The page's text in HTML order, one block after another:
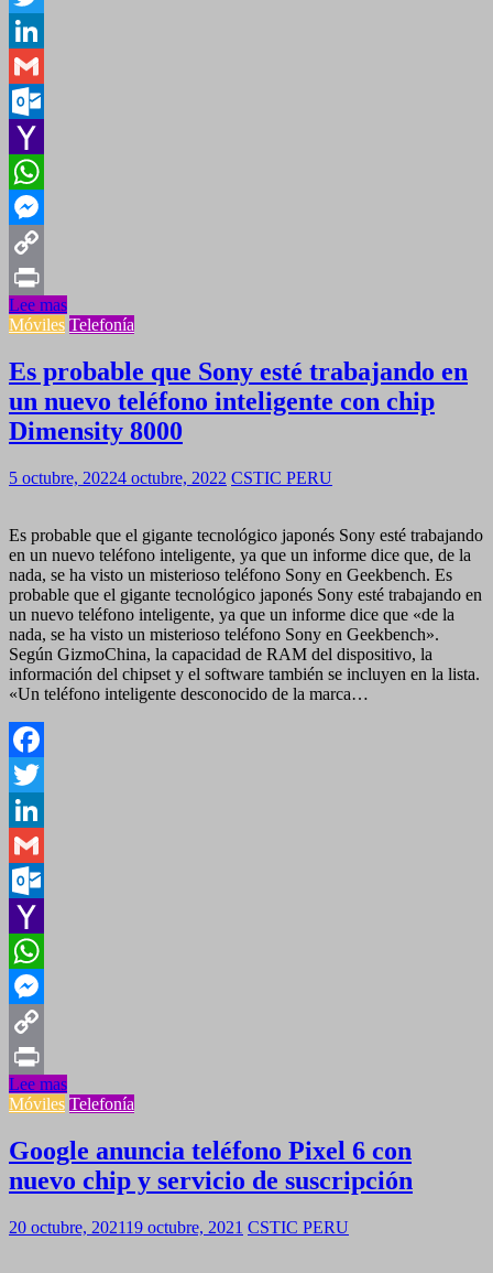
Twitter
LinkedIn
Gmail
Outlook.com
Yahoo
Mail
WhatsApp
Messenger
Copy
Link
Print
Lee mas
Móviles Telefonía
Es probable que Sony esté trabajando en
un nuevo teléfono inteligente con chip
Dimensity 8000
5 octubre, 20224 octubre, 2022 CSTIC PERU
Es probable que el gigante tecnológico japonés Sony esté trabajando
en un nuevo teléfono inteligente, ya que un informe dice que, de la
nada, se ha visto un misterioso teléfono Sony en Geekbench. Es
probable que el gigante tecnológico japonés Sony esté trabajando en
un nuevo teléfono inteligente, ya que un informe dice que «de la
nada, se ha visto un misterioso teléfono Sony en Geekbench».
Según GizmoChina, la capacidad de RAM del dispositivo, la
información del chipset y el software también se incluyen en la lista.
«Un teléfono inteligente desconocido de la marca…
Facebook
Twitter
LinkedIn
Gmail
Outlook.com
Yahoo
Mail
WhatsApp
Messenger
Copy
Link
Print
Lee mas
Móviles Telefonía
Google anuncia teléfono Pixel 6 con
nuevo chip y servicio de suscripción
20 octubre, 202119 octubre, 2021 CSTIC PERU